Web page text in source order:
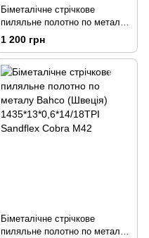
Біметалічне стрічкове
пиляльне полотно по металу
Bahco (Швеція)
1435*13*0,6*8/12TPI Sandflex
Cobra М42
1 200 грн
Біметалічне стрічкове
пиляльне полотно по металу